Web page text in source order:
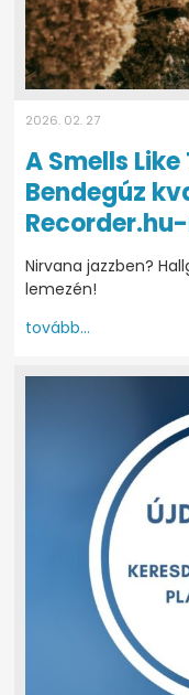
2026. 02. 27
A Smells
Bendegúz
Nirvana jazzben?
lemezén!
tovább...